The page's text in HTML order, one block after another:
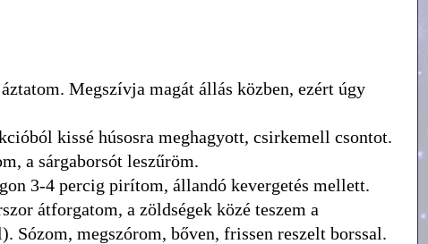
Megszívja magát állás közben, ezért úgy
kissé húsosra meghagyott, csirkemell csontot.
a sárgaborsót leszűröm.
3-4 percig pirítom, állandó kevergetés mellett.
átforgatom, a zöldségek közé teszem a
megszórom, bőven, frissen reszelt borssal.